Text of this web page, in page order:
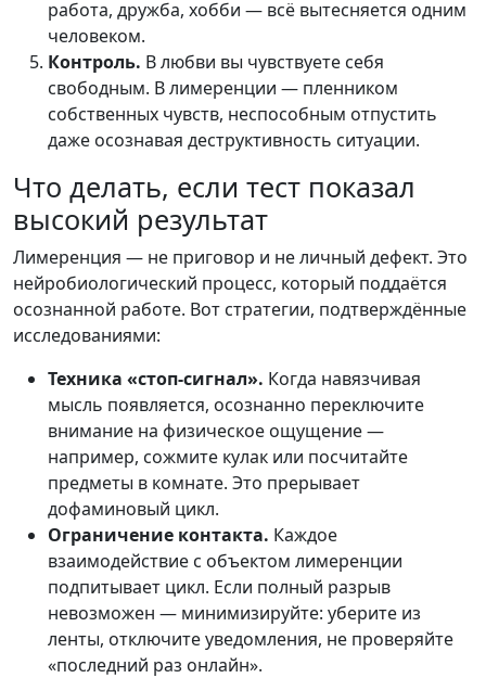
работа, дружба, хобби — всё вытесняется одним
человеком.
Контроль. В любви вы чувствуете себя
свободным. В лимеренции — пленником
собственных чувств, неспособным отпустить
даже осознавая деструктивность ситуации.
Что делать, если тест показал
высокий результат
Лимеренция — не приговор и не личный дефект. Это
нейробиологический процесс, который поддаётся
осознанной работе. Вот стратегии, подтверждённые
исследованиями:
Техника «стоп-сигнал». Когда навязчивая
мысль появляется, осознанно переключите
внимание на физическое ощущение —
например, сожмите кулак или посчитайте
предметы в комнате. Это прерывает
дофаминовый цикл.
Ограничение контакта. Каждое
взаимодействие с объектом лимеренции
подпитывает цикл. Если полный разрыв
невозможен — минимизируйте: уберите из
ленты, отключите уведомления, не проверяйте
«последний раз онлайн».